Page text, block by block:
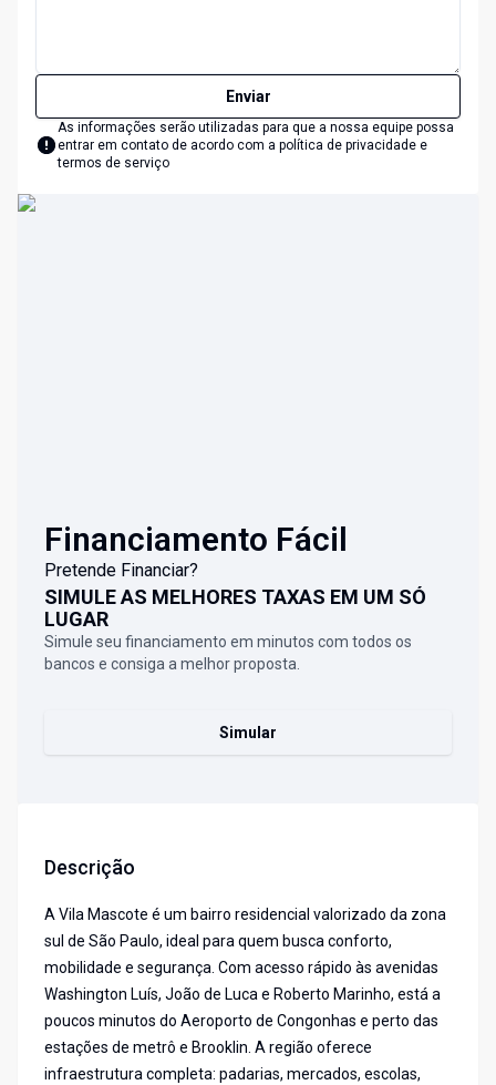
Enviar
As informações serão utilizadas para que a nossa equipe possa
entrar em contato de acordo com a política de privacidade e
termos de serviço
Financiamento Fácil
Pretende Financiar?
SIMULE AS MELHORES TAXAS EM UM SÓ
LUGAR
Simule seu financiamento em minutos com todos os
bancos e consiga a melhor proposta.
Simular
Descrição
A Vila Mascote é um bairro residencial valorizado da zona
sul de São Paulo, ideal para quem busca conforto,
mobilidade e segurança. Com acesso rápido às avenidas
Washington Luís, João de Luca e Roberto Marinho, está a
poucos minutos do Aeroporto de Congonhas e perto das
estações de metrô e Brooklin. A região oferece
infraestrutura completa: padarias, mercados, escolas,